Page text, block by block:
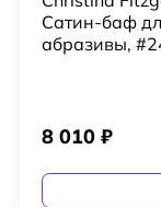
Сатин-баф
абразивы,
8 010 ₽